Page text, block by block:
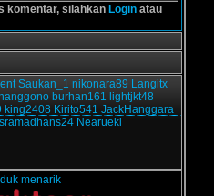
komentar, silahkan Login atau
Saukan_1 nikonara89 Langitx
burhan161 lightjkt48
king2408 Kirito541 JackHanggara
Nearueki
menarik